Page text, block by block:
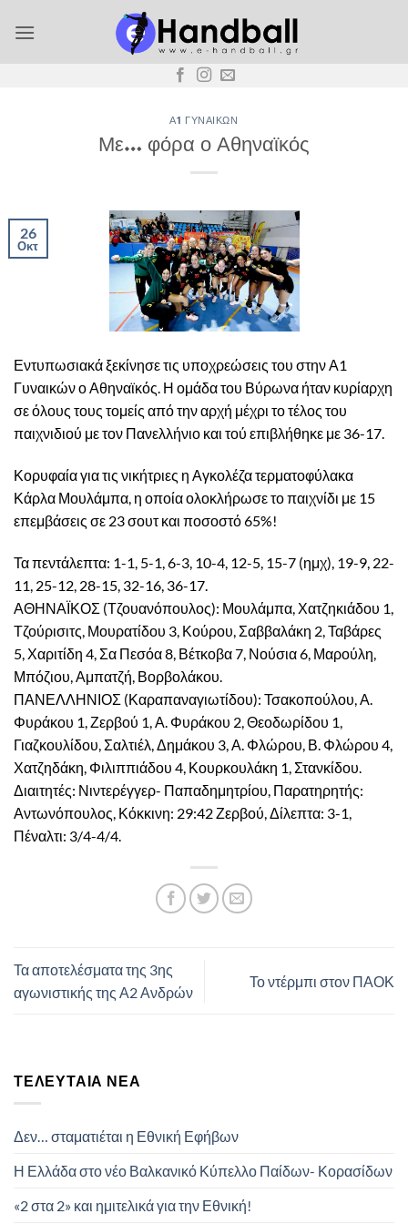
στο
Α1 ΓΥΝΑΙΚΏΝ
Με… φόρα ο Αθηναϊκός
26
Οκτ
Εντυπωσιακά ξεκίνησε τις υποχρεώσεις του στην Α1
Γυναικών ο Αθηναϊκός. Η ομάδα του Βύρωνα ήταν κυρίαρχη
σε όλους τους τομείς από την αρχή μέχρι το τέλος του
παιχνιδιού με τον Πανελλήνιο και τού επιβλήθηκε με 36-17.
Κορυφαία για τις νικήτριες η Αγκολέζα τερματοφύλακα
Κάρλα Μουλάμπα, η οποία ολοκλήρωσε το παιχνίδι με 15
επεμβάσεις σε 23 σουτ και ποσοστό 65%!
Τα πεντάλεπτα: 1-1, 5-1, 6-3, 10-4, 12-5, 15-7 (ημχ), 19-9, 22-
11, 25-12, 28-15, 32-16, 36-17.
ΑΘΗΝΑΪΚΟΣ (Τζουανόπουλος): Μουλάμπα, Χατζηκιάδου 1,
Τζούρισιτς, Μουρατίδου 3, Κούρου, Σαββαλάκη 2, Ταβάρες
5, Χαριτίδη 4, Σα Πεσόα 8, Βέτκοβα 7, Νούσια 6, Μαρούλη,
Μπόζιου, Αμπατζή, Βορβολάκου.
ΠΑΝΕΛΛΗΝΙΟΣ (Καραπαναγιωτίδου): Τσακοπούλου, Α.
Φυράκου 1, Ζερβού 1, Α. Φυράκου 2, Θεοδωρίδου 1,
Γιαζκουλίδου, Σαλτιέλ, Δημάκου 3, Α. Φλώρου, Β. Φλώρου 4,
Χατζηδάκη, Φιλιππιάδου 4, Κουρκουλάκη 1, Στανκίδου.
Διαιτητές: Νιντερέγγερ- Παπαδημητρίου, Παρατηρητής:
Αντωνόπουλος, Κόκκινη: 29:42 Ζερβού, Δίλεπτα: 3-1,
Πέναλτι: 3/4-4/4.
Τα αποτελέσματα της 3ης
αγωνιστικής της Α2 Ανδρών
Το ντέρμπι στον ΠΑΟΚ
ΤΕΛΕΥΤΑΊΑ ΝΈΑ
Δεν… σταματιέται η Εθνική Εφήβων
Η Ελλάδα στο νέο Βαλκανικό Κύπελλο Παίδων- Κορασίδων
«2 στα 2» και ημιτελικά για την Εθνική!